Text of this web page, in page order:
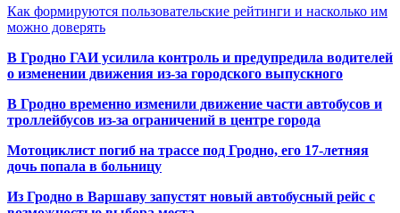
Как формируются пользовательские рейтинги и насколько им
можно доверять
В Гродно ГАИ усилила контроль и предупредила водителей
о изменении движения из-за городского выпускного
В Гродно временно изменили движение части автобусов и
троллейбусов из-за ограничений в центре города
Мотоциклист погиб на трассе под Гродно, его 17-летняя
дочь попала в больницу
Из Гродно в Варшаву запустят новый автобусный рейс с